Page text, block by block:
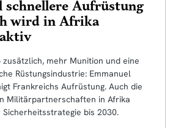
Aufrüstung
wird in Afrika
mehr Munition und eine
Rüstungsindustrie: Emmanuel
Frankreichs Aufrüstung. Auch die
Militärpartnerschaften in Afrika
bis 2030.